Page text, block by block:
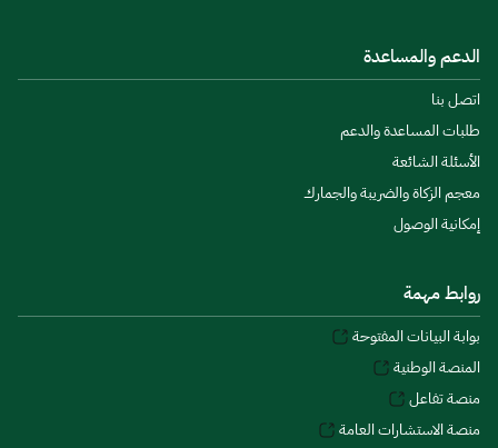
الدعم والمساعدة
اتصل بنا
طلبات المساعدة والدعم
الأسئلة الشائعة
معجم الزكاة والضريبة والجمارك
إمكانية الوصول
روابط مهمة
بوابة البيانات المفتوحة
المنصة الوطنية
منصة تفاعل
منصة الاستشارات العامة